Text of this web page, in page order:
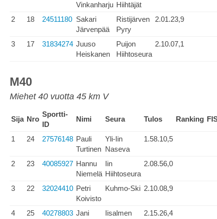
Vinkanharju Hiihtäjät
2 18 24511180 Sakari
Järvenpää
Ristijärven
Pyry
2.01.23,9
3 17 31834274 Juuso
Heiskanen
Puijon
Hiihtoseura
2.10.07,1
M40
Miehet 40 vuotta 45 km V
Sija Nro
Sportti-
ID
Nimi Seura Tulos Ranking
1 24 27576148 Pauli
Turtinen
Yli-Iin
Naseva
1.58.10,5
2 23 40085927 Hannu
Niemelä
Iin
Hiihtoseura
2.08.56,0
3 22 32024410 Petri
Koivisto
Kuhmo-Ski 2.10.08,9
4 25 40278803 Jani
Iisalmen
2.15.26,4